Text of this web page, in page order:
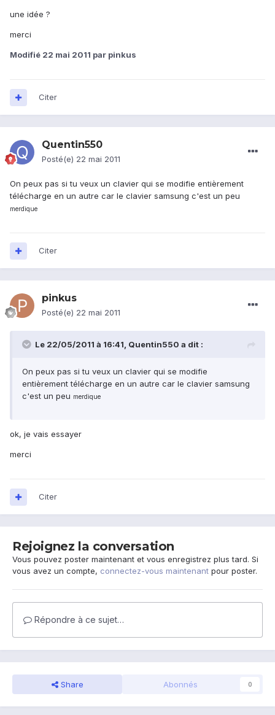
une idée ?
merci
Modifié 22 mai 2011 par pinkus
Citer
Quentin550
Posté(e) 22 mai 2011
On peux pas si tu veux un clavier qui se modifie entièrement
télécharge en un autre car le clavier samsung c'est un peu
merdique
Citer
pinkus
Posté(e) 22 mai 2011
Le 22/05/2011 à 16:41, Quentin550 a dit :
On peux pas si tu veux un clavier qui se modifie
entièrement télécharge en un autre car le clavier samsung
c'est un peu merdique
ok, je vais essayer
merci
Citer
Rejoignez la conversation
Vous pouvez poster maintenant et vous enregistrez plus tard. Si
vous avez un compte, connectez-vous maintenant pour poster.
Répondre à ce sujet…
Share Abonnés 0